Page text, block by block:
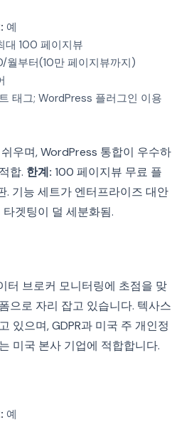
예
대 100 페이지뷰
월부터(10만 페이지뷰까지)
태그; WordPress 플러그인 이용
우며, WordPress 통합이 우수하
합. 한계: 100 페이지뷰 무료 플
. 기능 세트가 엔터프라이즈 대안
겟팅이 덜 세분화됨.
터 브로커 모니터링에 초점을 맞
으로 자리 잡고 있습니다. 텍사스
있으며, GDPR과 미국 주 개인정
미국 본사 기업에 적합합니다.
예